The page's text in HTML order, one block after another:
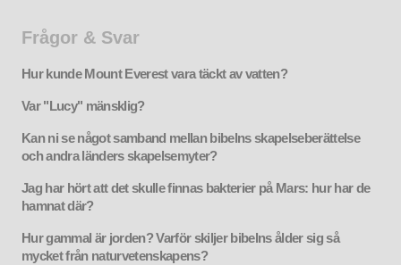
Frågor & Svar
Hur kunde Mount Everest vara täckt av vatten?
Var "Lucy" mänsklig?
Kan ni se något samband mellan bibelns skapelseberättelse
och andra länders skapelsemyter?
Jag har hört att det skulle finnas bakterier på Mars: hur har de
hamnat där?
Hur gammal är jorden? Varför skiljer bibelns ålder sig så
mycket från naturvetenskapens?